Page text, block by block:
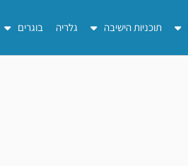
תוכניות הישיבה גלריה בוגרים